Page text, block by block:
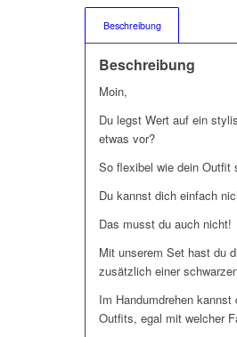
Beschreibung
Beschreibung
Moin,
Du legst Wert auf ein
etwas vor?
So flexibel wie dein Outfit
Du kannst dich einfach
Das musst du auch nicht!
Mit unserem Set hast du
zusätzlich einer
Im Handumdrehen
Outfits, egal mit welcher